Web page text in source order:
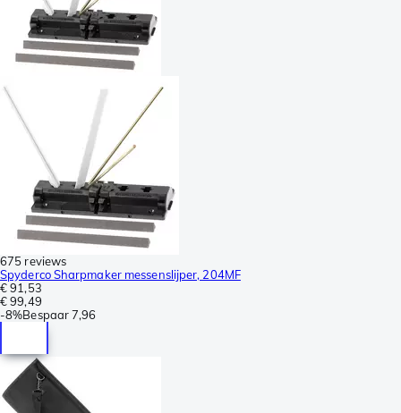
675 reviews
Spyderco Sharpmaker messenslijper, 204MF
€ 91,53
€ 99,49
-8%Bespaar7,96